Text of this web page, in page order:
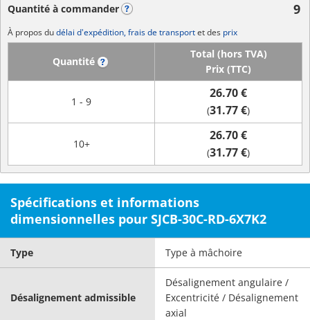
Quantité à commander 9
À propos dudélai d'expédition, frais de transportet des prix
Quantité
Total (hors TVA)
Prix (TTC)
1 - 9
26.70 €
(31.77 €)
10+
26.70 €
(31.77 €)
Spécifications et informations
dimensionnelles pour SJCB-30C-RD-6X7K2
Type Type à mâchoire
Désalignement admissible
Désalignement angulaire /
Excentricité / Désalignement
axial